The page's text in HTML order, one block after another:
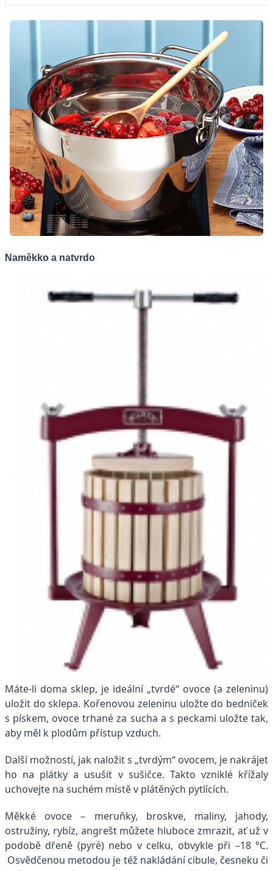
Naměkko a natvrdo
Máte-li doma sklep, je ideální „tvrdé“ ovoce (a zeleninu)
uložit do sklepa. Kořenovou zeleninu uložte do bedniček
s pískem, ovoce trhané za sucha a s peckami uložte tak,
aby měl k plodům přístup vzduch.
Další možností, jak naložit s „tvrdým“ ovocem, je nakrájet
ho na plátky a usušit v sušičce. Takto vzniklé křížaly
uchovejte na suchém místě v plátěných pytlících.
Měkké ovoce – meruňky, broskve, maliny, jahody,
ostružiny, rybíz, angrešt můžete hluboce zmrazit, ať už v
podobě dřeně (pyré) nebo v celku, obvykle při –18 °C.
Osvědčenou metodou je též nakládání cibule, česneku či